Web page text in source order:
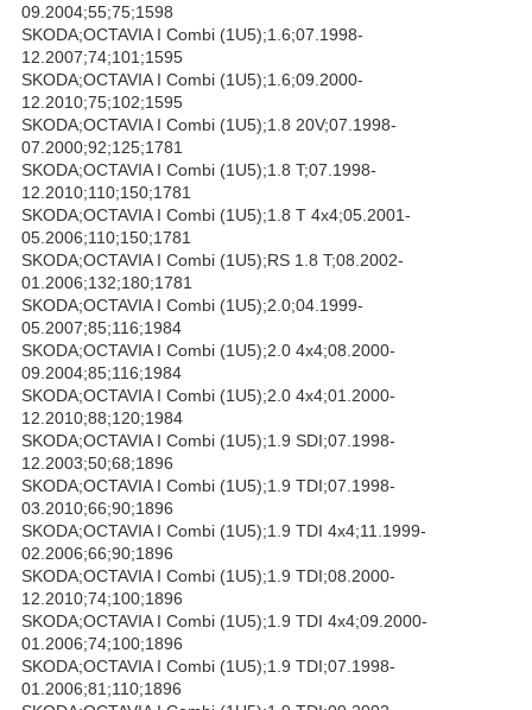
09.2004;55;75;1598
SKODA;OCTAVIA I Combi (1U5);1.6;07.1998-
12.2007;74;101;1595
SKODA;OCTAVIA I Combi (1U5);1.6;09.2000-
12.2010;75;102;1595
SKODA;OCTAVIA I Combi (1U5);1.8 20V;07.1998-
07.2000;92;125;1781
SKODA;OCTAVIA I Combi (1U5);1.8 T;07.1998-
12.2010;110;150;1781
SKODA;OCTAVIA I Combi (1U5);1.8 T 4x4;05.2001-
05.2006;110;150;1781
SKODA;OCTAVIA I Combi (1U5);RS 1.8 T;08.2002-
01.2006;132;180;1781
SKODA;OCTAVIA I Combi (1U5);2.0;04.1999-
05.2007;85;116;1984
SKODA;OCTAVIA I Combi (1U5);2.0 4x4;08.2000-
09.2004;85;116;1984
SKODA;OCTAVIA I Combi (1U5);2.0 4x4;01.2000-
12.2010;88;120;1984
SKODA;OCTAVIA I Combi (1U5);1.9 SDI;07.1998-
12.2003;50;68;1896
SKODA;OCTAVIA I Combi (1U5);1.9 TDI;07.1998-
03.2010;66;90;1896
SKODA;OCTAVIA I Combi (1U5);1.9 TDI 4x4;11.1999-
02.2006;66;90;1896
SKODA;OCTAVIA I Combi (1U5);1.9 TDI;08.2000-
12.2010;74;100;1896
SKODA;OCTAVIA I Combi (1U5);1.9 TDI 4x4;09.2000-
01.2006;74;100;1896
SKODA;OCTAVIA I Combi (1U5);1.9 TDI;07.1998-
01.2006;81;110;1896